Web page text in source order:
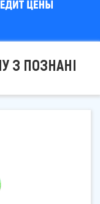
З ПОЗНАНІ